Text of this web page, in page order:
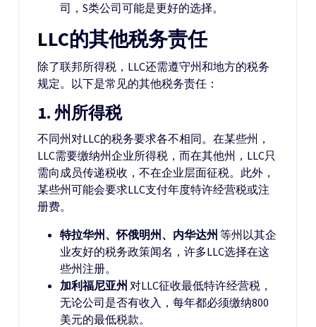
司，S类公司可能是更好的选择。
LLC的其他税务责任
除了联邦所得税，LLC还需遵守州和地方的税务
规定。以下是常见的其他税务责任：
1.州所得税
不同州对LLC的税务要求各不相同。在某些州，
LLC需要缴纳州企业所得税，而在其他州，LLC只
需向成员传递税收，不在企业层面征税。此外，
某些州可能会要求LLC支付年度特许经营税或注
册费。
特拉华州、怀俄明州、内华达州 等州以其企
业友好的税务政策闻名，许多LLC选择在这
些州注册。
加利福尼亚州 对LLC征收最低特许经营税，
无论公司是否有收入，每年都必须缴纳800
美元的最低税款。